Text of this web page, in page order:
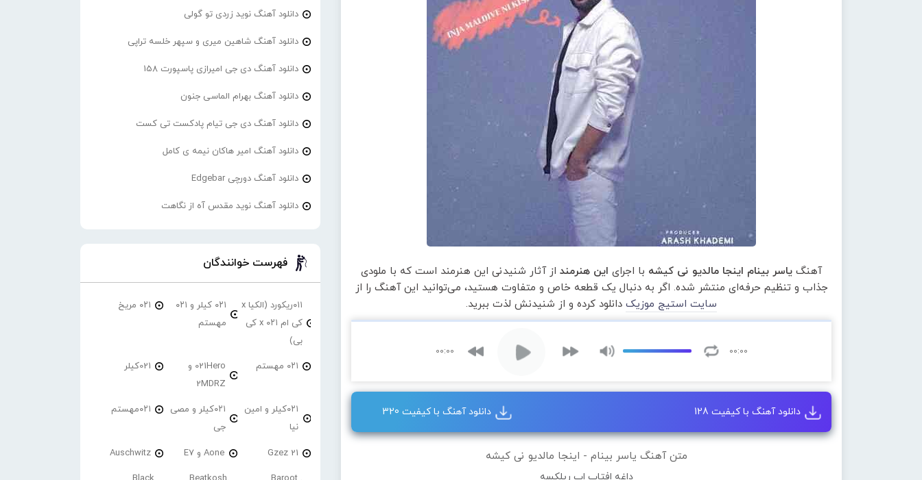
آهنگ یاسر بینام اینجا مالدیو نی کیشه با اجرای این هنرمند از آثار شنیدنی این هنرمند است که با ملودی
جذاب و تنظیم حرفه‌ای منتشر شده. اگر به دنبال یک قطعه خاص و متفاوت هستید، می‌توانید این آهنگ را از
سایت استیج موزیک دانلود کرده و از شنیدنش لذت ببرید.
00:00 00:00
دانلود آهنگ با کیفیت 128 دانلود آهنگ با کیفیت 320
متن آهنگ یاسر بینام - اینجا مالدیو نی کیشه
داغه افتاب اب ریلکسه
دانلود آهنگ نوید زردی تو گولی
دانلود آهنگ شاهین میری و سپهر خلسه تراپی
دانلود آهنگ دی جی امیرازی پاسپورت 158
دانلود آهنگ بهرام الماسی جنون
دانلود آهنگ دی جی تیام پادکست تی کست
دانلود آهنگ امیر هاکان نیمه ی کامل
دانلود آهنگ دورچی Edgebar
دانلود آهنگ نوید مقدس آه از نگاهت
فهرست خوانندگان
۰۱۱ریکورد (الکیا x
کی ام ۰۲۱ x کی
بی)
۰۲۱ کیلر و ۰۲۱
مهستم
۰۲۱ مریخ
۰۲۱ مهستم
021Hero و
2MDRZ
021کیلر
۰۲۱کیلر و امین
نیا
۰۲۱کیلر و مصی
جی
۰۲۱مهستم
21 Gzez Aone و E7 Auschwitz